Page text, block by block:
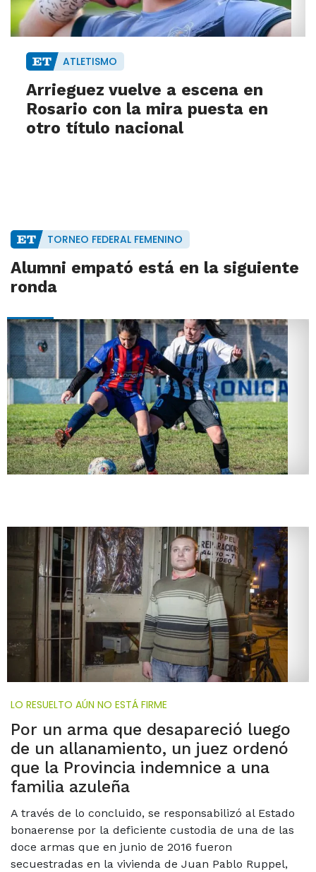
ATLETISMO
Arrieguez vuelve a escena en
Rosario con la mira puesta en
otro título nacional
TORNEO FEDERAL FEMENINO
Alumni empató está en la siguiente
ronda
LO RESUELTO AÚN NO ESTÁ FIRME
Por un arma que desapareció luego
de un allanamiento, un juez ordenó
que la Provincia indemnice a una
familia azuleña
A través de lo concluido, se responsabilizó al Estado
bonaerense por la deficiente custodia de una de las
doce armas que en junio de 2016 fueron
secuestradas en la vivienda de Juan Pablo Ruppel,